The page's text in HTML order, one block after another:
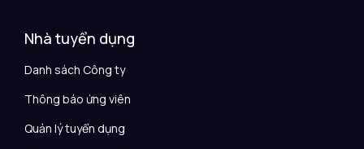
Nhà tuyển dụng
Danh sách Công ty
Thông báo ứng viên
Quản lý tuyển dụng